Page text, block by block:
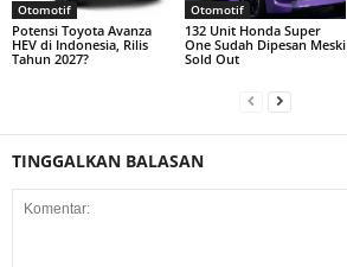
Otomotif
Potensi Toyota Avanza
HEV di Indonesia, Rilis
Tahun 2027?
Otomotif
132 Unit Honda Super
One Sudah Dipesan Meski
Sold Out
TINGGALKAN BALASAN